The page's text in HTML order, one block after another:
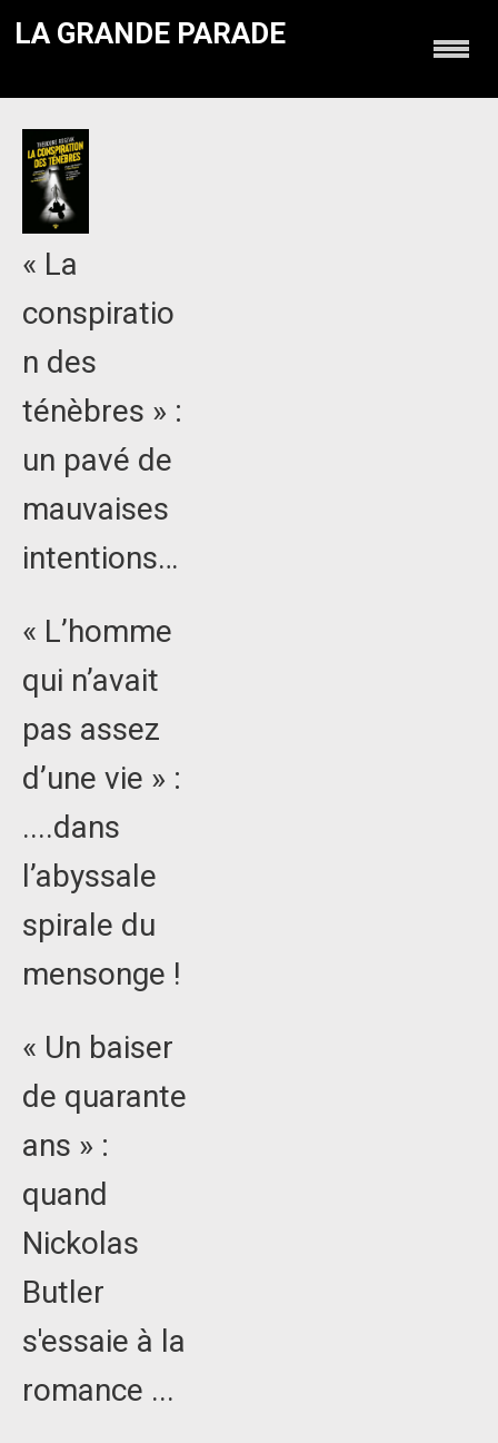
LA GRANDE PARADE
« La
conspiratio
n des
ténèbres » :
un pavé de
mauvaises
intentions…
« L’homme
qui n’avait
pas assez
d’une vie » :
....dans
l’abyssale
spirale du
mensonge !
« Un baiser
de quarante
ans » :
quand
Nickolas
Butler
s'essaie à la
romance ...